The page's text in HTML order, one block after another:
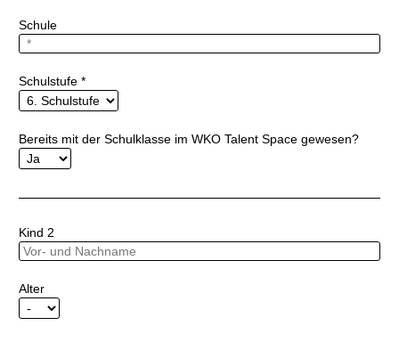
Schule
Schulstufe *
Bereits mit der Schulklasse im WKO Talent Space gewesen?
Kind 2
Alter